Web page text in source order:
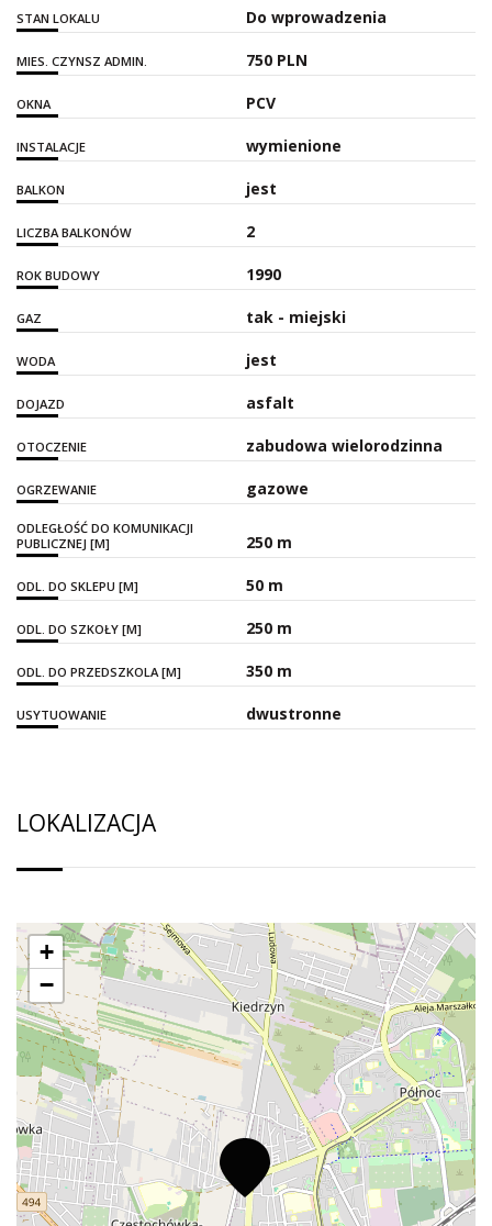
STAN LOKALU Do wprowadzenia
MIES. CZYNSZ ADMIN. 750 PLN
OKNA PCV
INSTALACJE wymienione
BALKON jest
LICZBA BALKONÓW 2
ROK BUDOWY 1990
GAZ tak - miejski
WODA jest
DOJAZD asfalt
OTOCZENIE zabudowa wielorodzinna
OGRZEWANIE gazowe
ODLEGŁOŚĆ DO KOMUNIKACJI
PUBLICZNEJ [M]
250 m
ODL. DO SKLEPU [M] 50 m
ODL. DO SZKOŁY [M] 250 m
ODL. DO PRZEDSZKOLA [M] 350 m
USYTUOWANIE dwustronne
LOKALIZACJA
+
−